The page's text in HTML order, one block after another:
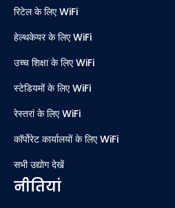
रिटेल के लिए WiFi
हेल्थकेयर के लिए WiFi
उच्च शिक्षा के लिए WiFi
स्टेडियमों के लिए WiFi
रेस्तरां के लिए WiFi
कॉर्पोरेट कार्यालयों के लिए WiFi
सभी उद्योग देखें
नीतियां